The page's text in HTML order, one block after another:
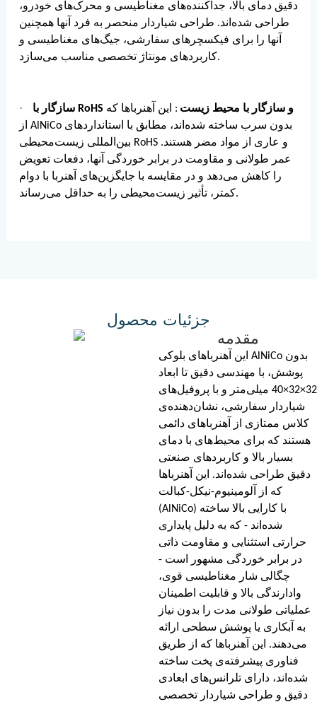
دقیق دمای بالا، جداکننده‌های مغناطیسی و محرک‌های خودرو،
طراحی شده‌اند. طراحی شیاردار منحصر به فرد آنها همچنین
آنها را برای فیکسچرهای سفارشی، جیگ‌های مغناطیسی و
کاربردهای مونتاژ تخصصی مناسب می‌سازد.
· سازگار با RoHS و سازگار با محیط زیست : این آهنرباها که
از AlNiCo بدون سرب ساخته شده‌اند، مطابق با استانداردهای
بین‌المللی زیست‌محیطی RoHS و عاری از مواد مضر هستند.
عمر طولانی و مقاومت در برابر خوردگی آنها، دفعات تعویض
را کاهش می‌دهد و در مقایسه با جایگزین‌های آهنربا با دوام
کمتر، تأثیر زیست‌محیطی را به حداقل می‌رساند.
جزئیات محصول
مقدمه
این آهنرباهای بلوکی AlNiCo بدون
پوشش، با مهندسی دقیق تا ابعاد
32×32×40 میلی‌متر و با پروفیل‌های
شیاردار سفارشی، نشان‌دهنده‌ی
کلاس ممتازی از آهنرباهای دائمی
هستند که برای محیط‌های با دمای
بسیار بالا و کاربردهای صنعتی
دقیق طراحی شده‌اند. این آهنرباها
که از آلومینیوم-نیکل-کبالت
(AlNiCo) با کارایی بالا ساخته
شده‌اند - که به دلیل پایداری
حرارتی استثنایی و مقاومت ذاتی
در برابر خوردگی مشهور است -
چگالی شار مغناطیسی قوی،
وادارندگی بالا و قابلیت اطمینان
عملیاتی طولانی مدت را بدون نیاز
به آبکاری یا پوشش سطحی ارائه
می‌دهند. این آهنرباها که از طریق
فناوری پیشرفته‌ی پخت ساخته
شده‌اند، دارای تلرانس‌های ابعادی
دقیق و طراحی شیاردار تخصصی